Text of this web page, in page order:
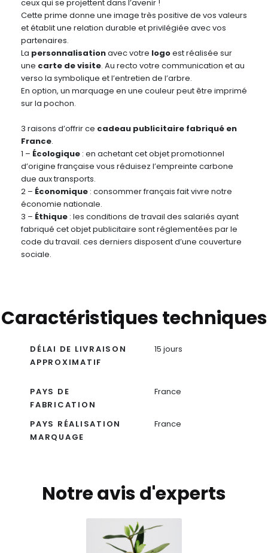
ceux qui se projettent dans l’avenir !
Cette prime donne une image très positive de vos valeurs
et établit une relation durable et privilégiée avec vos
partenaires.
La personnalisationavec votre logoest réalisée sur
une carte de visite. Au recto votre communication et au
verso la symbolique et l’entretien de l’arbre.
En option, un marquage en une couleur peut être imprimé
sur la pochon.
3 raisons d’offrir ce cadeau publicitaire fabriqué en
France.
1 – Écologique : en achetant cet objet promotionnel
d’origine française vous réduisez l’empreinte carbone
due aux transports.
2 – Économique : consommer français fait vivre notre
économie nationale.
3 – Éthique : les conditions de travail des salariés ayant
fabriqué cet objet publicitaire sont réglementées par le
code du travail. ces derniers disposent d’une couverture
sociale.
Caractéristiques techniques
DÉLAI DE LIVRAISON
APPROXIMATIF
15 jours
PAYS DE
FABRICATION
France
PAYS RÉALISATION
MARQUAGE
France
Notre avis d'experts